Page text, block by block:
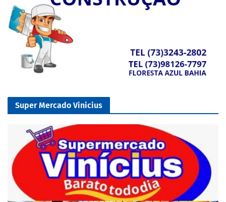
Super Mercado Vinicius